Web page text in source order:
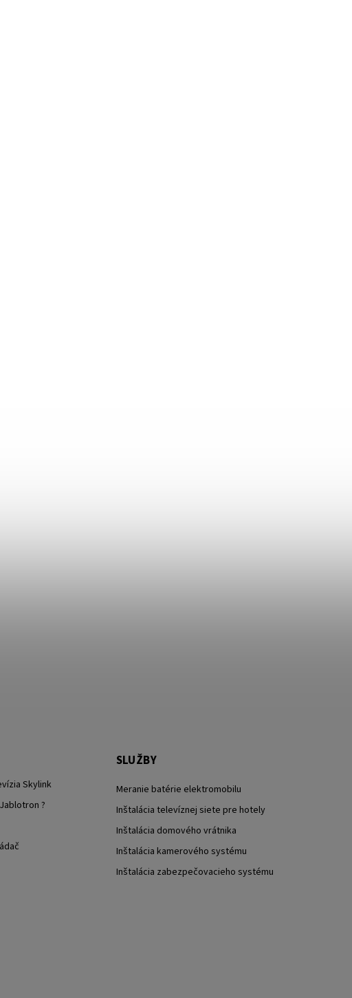
Skylink
?
SLUŽBY
Meranie batérie elektromobilu
Inštalácia televíznej siete pre hotely
Inštalácia domového vrátnika
Inštalácia kamerového systému
Inštalácia zabezpečovacieho systému